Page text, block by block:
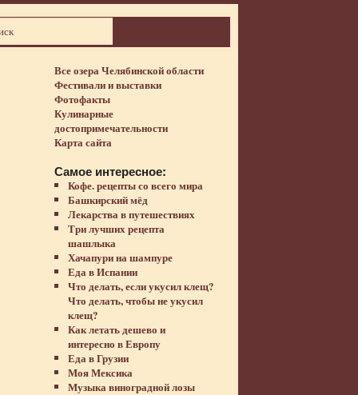
Все озера Челябинской области
Фестивали и выставки
Фотофакты
Кулинарные
достопримечательности
Карта сайта
Самое интересное:
Кофе. рецепты со всего мира
Башкирский мёд
Лекарства в путешествиях
Три лучших рецепта
шашлыка
Хачапури на шампуре
Еда в Испании
Что делать, если укусил клещ?
Что делать, чтобы не укусил
клещ?
Как летать дешево и
интересно в Европу
Еда в Грузии
Моя Мексика
Музыка виноградной лозы